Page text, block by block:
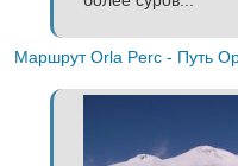
Маршрут Orla Perc - Путь